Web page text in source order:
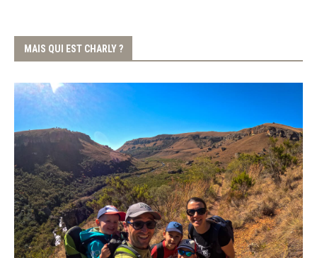
MAIS QUI EST CHARLY ?